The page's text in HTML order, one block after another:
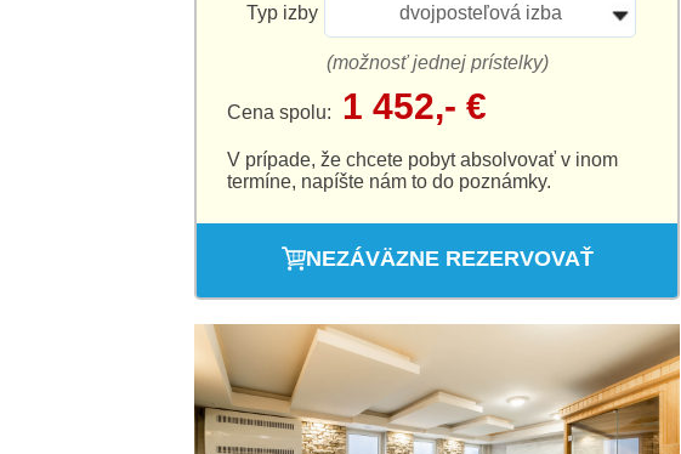
Typ izby dvojposteľová izba
(možnosť jednej prístelky)
Cena spolu: 1 452,- €
V prípade, že chcete pobyt absolvovať v inom
termíne, napíšte nám to do poznámky.
NEZÁVÄZNE REZERVOVAŤ